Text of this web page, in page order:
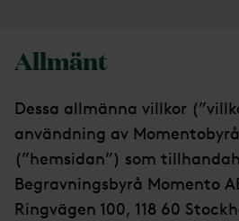
Allmänt
Dessa allmänna villkor
användning av
(”hemsidan”) som
Begravningsbyrå Momento
Ringvägen 100, 118 60